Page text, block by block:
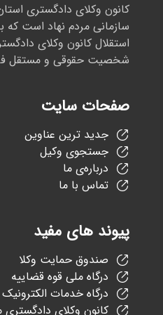
کانون وکلای دادگستری
سازمانی مردم نهاد است که
استقلال کانون وکلای
شخصیت حقوقی و مستقل
صفحات سایت
جدید ترین عناوین
جستجوی وکیل
درباره‌ی ما
تماس با ما
پیوند های مفید
صندوق حمایت وکلا
درگاه ملی قوه قضاییه
درگاه خدمات
کانون وکلای دادگستری